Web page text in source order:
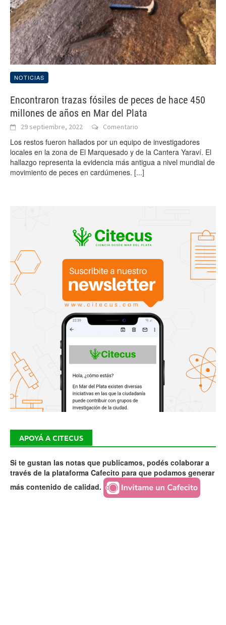
NOTICIAS
Encontraron trazas fósiles de peces de hace 450
millones de años en Mar del Plata
29 septiembre, 2022 Comentario
Los restos fueron hallados por un equipo de investigadores
locales en la zona de El Marquesado y de la Cantera Yaraví. El
hallazgo representa la evidencia más antigua a nivel mundial de
movimiento de peces en cardúmenes. [...]
APOYÁ A CITECUS
Si te gustan las notas que publicamos, podés colaborar a
través de la plataforma Cafecito para que podamos generar
más contenido de calidad.